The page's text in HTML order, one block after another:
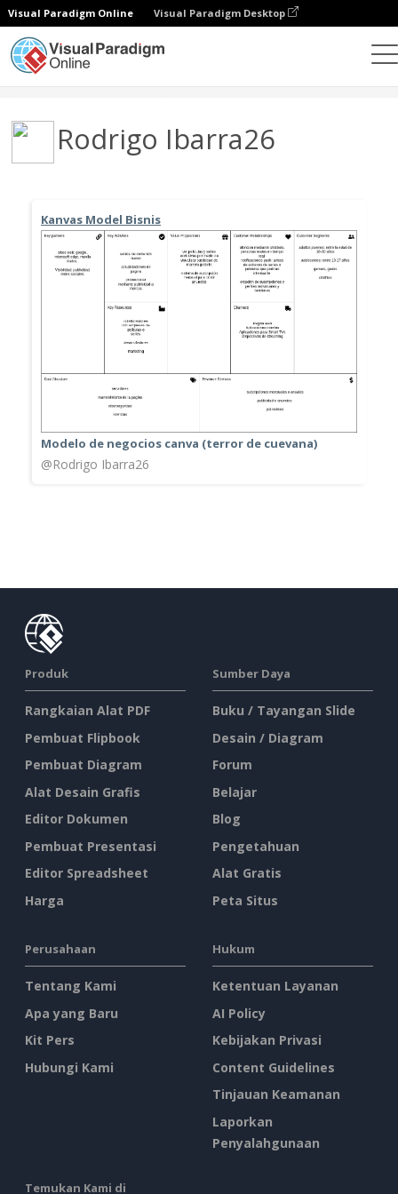
Visual Paradigm Online Visual Paradigm Desktop
Rodrigo Ibarra26
Kanvas Model Bisnis
Modelo de negocios canva (terror de cuevana)
@Rodrigo Ibarra26
Produk
Rangkaian Alat PDF
Pembuat Flipbook
Pembuat Diagram
Alat Desain Grafis
Editor Dokumen
Pembuat Presentasi
Editor Spreadsheet
Harga
Sumber Daya
Buku / Tayangan Slide
Desain / Diagram
Forum
Belajar
Blog
Pengetahuan
Alat Gratis
Peta Situs
Perusahaan
Tentang Kami
Apa yang Baru
Kit Pers
Hubungi Kami
Hukum
Ketentuan Layanan
AI Policy
Kebijakan Privasi
Content Guidelines
Tinjauan Keamanan
Laporkan
Penyalahgunaan
Temukan Kami di